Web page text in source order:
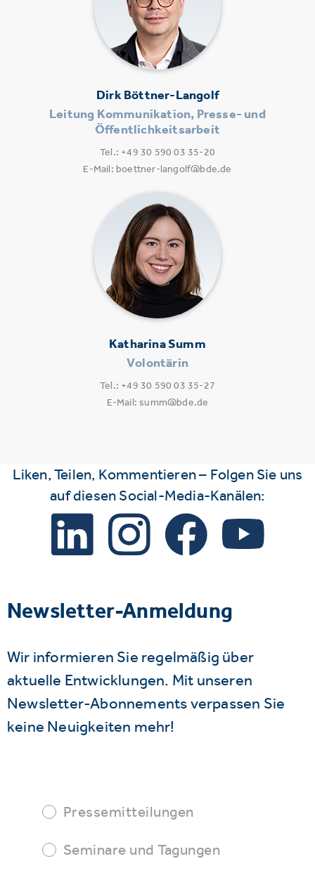
Dirk Böttner-Langolf
Leitung Kommunikation, Presse- und
Öffentlichkeitsarbeit
Tel.: +49 30 590 03 35-20
E-Mail: boettner-langolf@bde.de
Katharina Summ
Volontärin
Tel.: +49 30 590 03 35-27
E-Mail: summ@bde.de
Liken, Teilen, Kommentieren – Folgen Sie uns
auf diesen Social-Media-Kanälen:
Newsletter-Anmeldung
Wir informieren Sie regelmäßig über
aktuelle Entwicklungen. Mit unseren
Newsletter-Abonnements verpassen Sie
keine Neuigkeiten mehr!
Pressemitteilungen
Seminare und Tagungen